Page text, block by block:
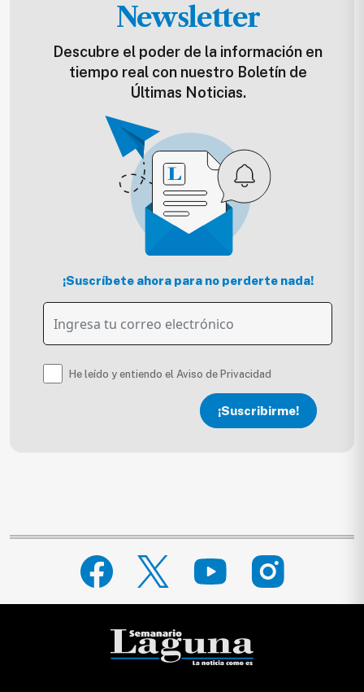
Newsletter
Descubre el poder de la información en
tiempo real con nuestro Boletín de
Últimas Noticias.
¡Suscríbete ahora para no perderte nada!
He leído y entiendo el Aviso de Privacidad
¡Suscribirme!